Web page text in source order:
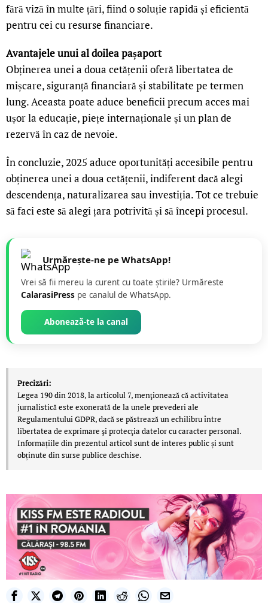
fără viză în multe țări, fiind o soluție rapidă și eficientă
pentru cei cu resurse financiare.
Avantajele unui al doilea pașaport
Obținerea unei a doua cetățenii oferă libertatea de
mișcare, siguranță financiară și stabilitate pe termen
lung. Aceasta poate aduce beneficii precum acces mai
ușor la educație, piețe internaționale și un plan de
rezervă în caz de nevoie.
În concluzie, 2025 aduce oportunități accesibile pentru
obținerea unei a doua cetățenii, indiferent dacă alegi
descendența, naturalizarea sau investiția. Tot ce trebuie
să faci este să alegi țara potrivită și să începi procesul.
Urmărește-ne pe WhatsApp!
Vrei să fii mereu la curent cu toate știrile? Urmăreste
CalarasiPress pe canalul de WhatsApp.
Abonează-te la canal
Precizări:
Legea 190 din 2018, la articolul 7, menţionează că activitatea
jurnalistică este exonerată de la unele prevederi ale
Regulamentului GDPR, dacă se păstrează un echilibru între
libertatea de exprimare şi protecţia datelor cu caracter personal.
Informațiile din prezentul articol sunt de interes public și sunt
obținute din surse publice deschise.